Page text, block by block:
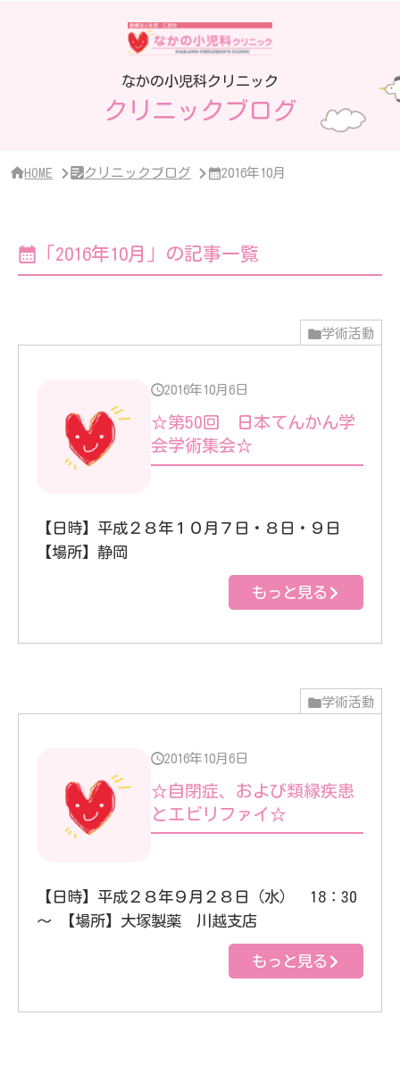
なかの小児科クリニック
クリニックブログ
HOME クリニックブログ 2016年10月
「2016年10月」の記事一覧
学術活動
2016年10月6日
☆第50回 日本てんかん学
会学術集会☆
【日時】平成２８年１０月７日・８日・９日
【場所】静岡
もっと見る
学術活動
2016年10月6日
☆自閉症、および類縁疾患
とエビリファイ☆
【日時】平成２８年９月２８日（水） 18：30
～ 【場所】大塚製薬 川越支店
もっと見る